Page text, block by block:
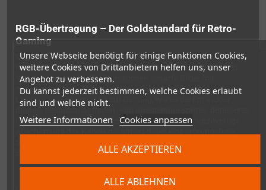
Unsere Webseite benötigt für einige Funktionen Cookies,
weitere Cookies von Drittanbietern helfen uns, unser
Angebot zu verbessern.
Du kannst jederzeit bestimmen, welche Cookies erlaubt
sind und welche nicht.
Weitere Informationen Cookies anpassen
ALLE ABLEHNEN
ALLE AKZEPTIEREN
RGB-Übertragung – Der Goldstandard für Retro-
Gaming
RGB ist und bleibt die beste Wahl für die Bildübertragung von
Retro-Computern. Im Gegensatz zu Composite- oder S-Video-
Verbindungen liefert RGB gestochen scharfe Bilder mit
naturgetreuen, kräftigen Farben. Jedes Detail Deiner
Lieblingsspiele kommt so zur Geltung, wie es die Entwickler
Hintergrundgrafiken oder feine Farbverläufe. Die hochwertige